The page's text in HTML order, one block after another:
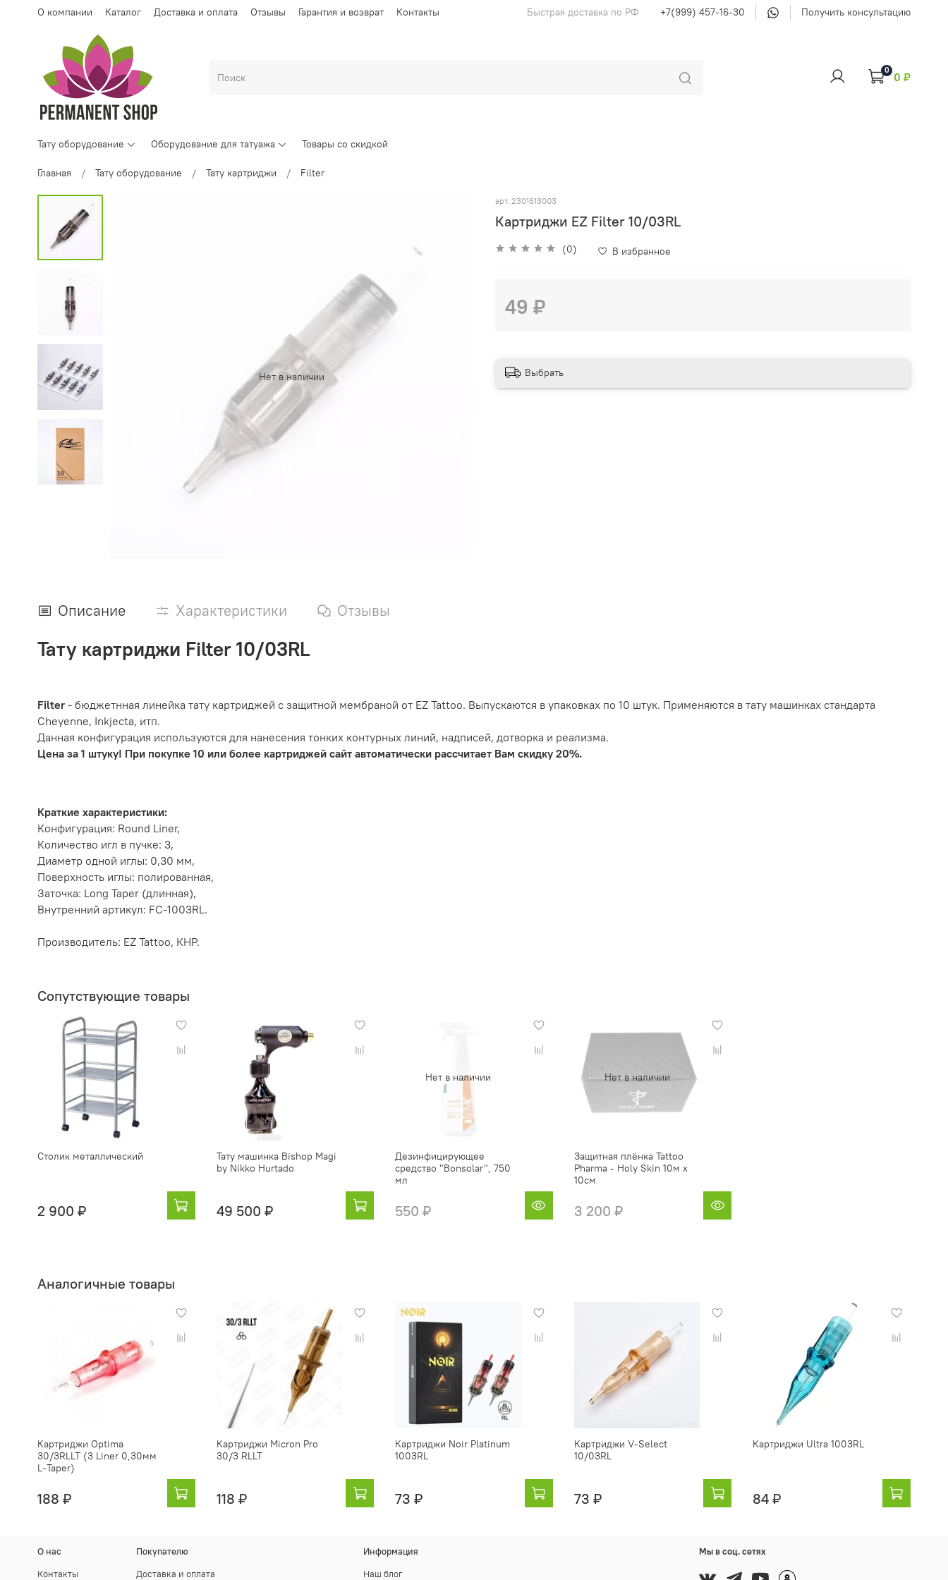
О компании Каталог Доставка и оплата Отзывы Гарантия и возврат Контакты Быстрая доставка по РФ +7(999) 457-16-30 Получить консультацию
0 0 ₽
Тату оборудование Оборудование для татуажа Товары со скидкой
Главная Тату оборудование Тату картриджи Filter
Нет в наличии
арт. 2301613003
Картриджи EZ Filter 10/03RL
(0) В избранное
49 ₽
Выбрать
Описание Характеристики Отзывы
Тату картриджи Filter 10/03RL
Filter - бюджетнная линейка тату картриджей с защитной мембраной от EZ Tattoo. Выпускаются в упаковках по 10 штук. Применяются в тату машинках стандарта
Cheyenne, Inkjecta, итп.
Данная конфигурация используются для нанесения тонких контурных линий, надписей, дотворка и реализма.
Цена за 1 штуку! При покупке 10 или более картриджей сайт автоматически рассчитает Вам скидку 20%.
Краткие характеристики:
Конфигурация: Round Liner,
Количество игл в пучке: 3,
Диаметр одной иглы: 0,30 мм,
Поверхность иглы: полированная,
Заточка: Long Taper (длинная),
Внутренний артикул: FC-1003RL.
Производитель: EZ Tattoo, КНР.
Сопутствующие товары
Столик металлический
2 900 ₽
Тату машинка Bishop Magi
by Nikko Hurtado
49 500 ₽
Нет в наличии
Дезинфицирующее
средство "Bonsolar", 750
мл
550 ₽
Нет в наличии
Защитная плёнка Tattoo
Pharma - Holy Skin 10м х
10см
3 200 ₽
Аналогичные товары
Картриджи Optima
30/3RLLT (3 Liner 0,30мм
L-Taper)
188 ₽
Картриджи Micron Pro
30/3 RLLT
118 ₽
Картриджи Noir Platinum
1003RL
73 ₽
Картриджи V-Select
10/03RL
73 ₽
Картриджи Ultra 1003RL
84 ₽
О нас
Контакты
Покупателю
Доставка и оплата
Информация
Наш блог
Мы в соц. сетях